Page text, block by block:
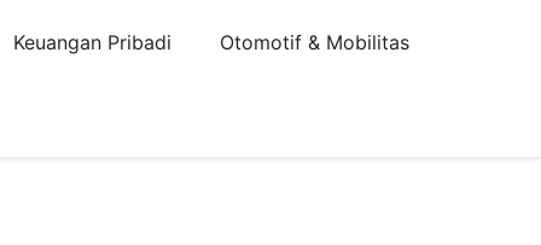
Keuangan Pribadi Otomotif & Mobilitas